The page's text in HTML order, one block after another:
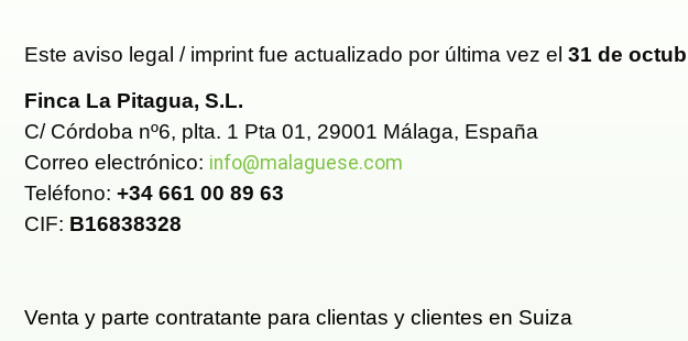
Este aviso legal / imprint fue actualizado por última vez el 31 de
Finca La Pitagua, S.L.
C/ Córdoba nº6, plta. 1 Pta 01, 29001 Málaga, España
Correo electrónico: info@malaguese.com
Teléfono: +34 661 00 89 63
CIF: B16838328
Venta y parte contratante para clientas y clientes en Suiza